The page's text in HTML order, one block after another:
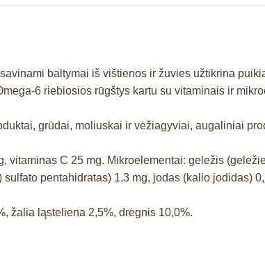
baltymai iš vištienos ir žuvies užtikrina
6 riebiosios rūgštys kartu su vitaminais ir
grūdai, moliuskai ir vėžiagyviai, augaliniai
C 25 mg. Mikroelementai: geležis
pentahidratas) 1,3 mg, jodas (kalio jodidas)
žalia ląsteliena 2,5%, drėgnis 10,0%.